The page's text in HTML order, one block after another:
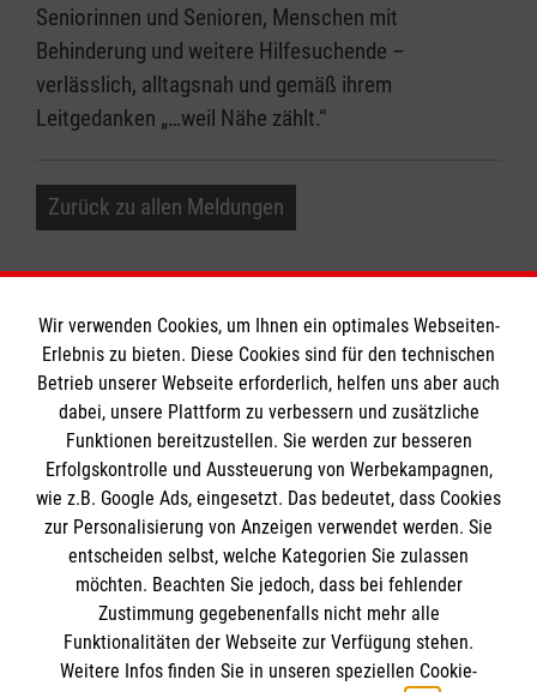
Seniorinnen und Senioren, Menschen mit
Behinderung und weitere Hilfesuchende –
verlässlich, alltagsnah und gemäß ihrem
Leitgedanken „…weil Nähe zählt.“
Zurück zu allen Meldungen
Informationen
Impressum
Datenschutz
Kontakt
Barrierefreiheit
Die Malteser
Malteser in Deutschland
Malteserorden
Sharepoint
Spendenkonto
Wir verwenden Cookies, um Ihnen ein optimales Webseiten-
Erlebnis zu bieten. Diese Cookies sind für den technischen
Betrieb unserer Webseite erforderlich, helfen uns aber auch
dabei, unsere Plattform zu verbessern und zusätzliche
Funktionen bereitzustellen. Sie werden zur besseren
Erfolgskontrolle und Aussteuerung von Werbekampagnen,
wie z.B. Google Ads, eingesetzt. Das bedeutet, dass Cookies
zur Personalisierung von Anzeigen verwendet werden. Sie
entscheiden selbst, welche Kategorien Sie zulassen
möchten. Beachten Sie jedoch, dass bei fehlender
Zustimmung gegebenenfalls nicht mehr alle
Funktionalitäten der Webseite zur Verfügung stehen.
Weitere Infos finden Sie in unseren speziellen Cookie-